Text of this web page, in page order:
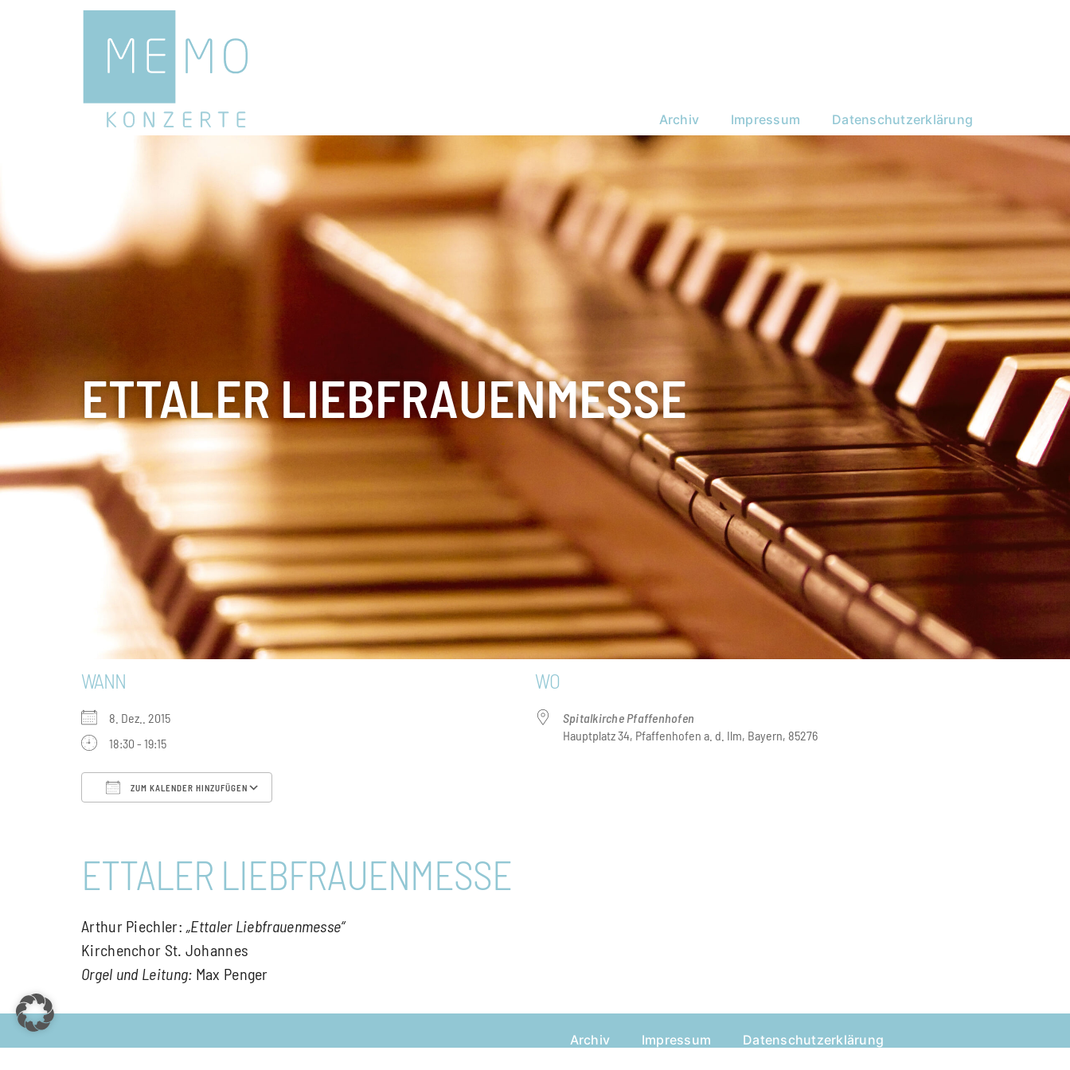
Archiv Impressum Datenschutzerklärung
ETTALER LIEBFRAUENMESSE
WANN
8. Dez.. 2015
18:30 - 19:15
ZUM KALENDER HINZUFÜGEN
WO
Spitalkirche Pfaffenhofen
Hauptplatz 34, Pfaffenhofen a. d. Ilm, Bayern, 85276
ETTALER LIEBFRAUENMESSE
Arthur Piechler:„Ettaler Liebfrauenmesse“
Kirchenchor St. Johannes
Orgel und Leitung: Max Penger
Archiv Impressum Datenschutzerklärung